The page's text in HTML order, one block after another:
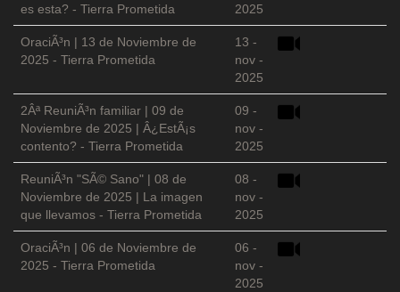
es esta? - Tierra Prometida
2025
OraciÃ³n | 13 de Noviembre de
2025 - Tierra Prometida
13 -
nov -
2025
2Âª ReuniÃ³n familiar | 09 de
Noviembre de 2025 | Â¿EstÃ¡s
contento? - Tierra Prometida
09 -
nov -
2025
ReuniÃ³n "SÃ© Sano" | 08 de
Noviembre de 2025 | La imagen
que llevamos - Tierra Prometida
08 -
nov -
2025
OraciÃ³n | 06 de Noviembre de
2025 - Tierra Prometida
06 -
nov -
2025